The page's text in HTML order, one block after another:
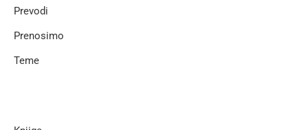
Prevodi
Prenosimo
Teme